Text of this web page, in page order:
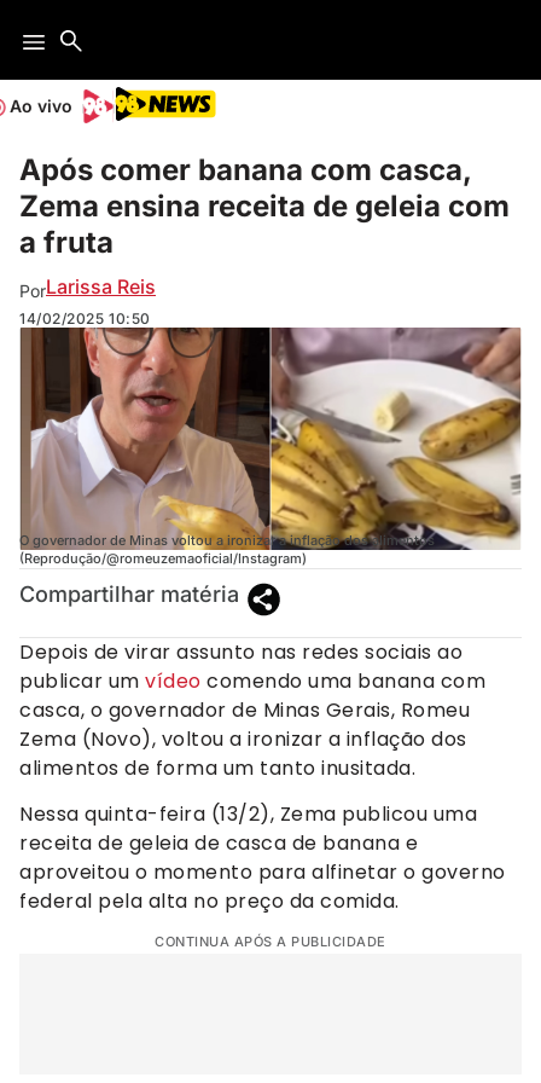
Ao vivo
Após comer banana com casca,
Zema ensina receita de geleia com
a fruta
PorLarissa Reis
14/02/2025 10:50
O governador de Minas voltou a ironizar a inflação dos alimentos
(Reprodução/@romeuzemaoficial/Instagram)
Compartilhar matéria
Depois de virar assunto nas redes sociais ao
publicar um vídeo comendo uma banana com
casca, o governador de Minas Gerais, Romeu
Zema (Novo), voltou a ironizar a inflação dos
alimentos de forma um tanto inusitada.
Nessa quinta-feira (13/2), Zema publicou uma
receita de geleia de casca de banana e
aproveitou o momento para alfinetar o governo
federal pela alta no preço da comida.
CONTINUA APÓS A PUBLICIDADE